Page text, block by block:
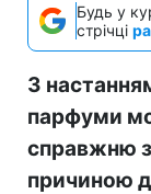
Будь у
стрічці
З
парфуми
справжню
причиною